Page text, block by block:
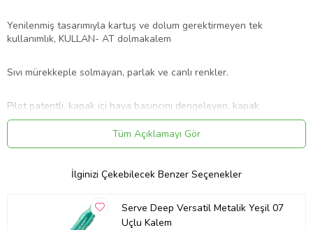
Yenilenmiş tasarımıyla kartuş ve dolum gerektirmeyen tek
kullanımlık, KULLAN- AT dolmakalem
Sıvı mürekkeple solmayan, parlak ve canlı renkler.
Pilot patentli, kapak içi hava basıncını dengeleyen, kapak
kapalıyken mürekkebin sızmasını, açıldığında aniden aşırı miktarda
akmasını engelleyen A.T.T. kapak sistemi.
Mürekkebin son damlasına kadar kesintisiz ve düzenli akmasını
sağlayan mürekkep regülatörü ile uzun ömürlü.
Tüm Açıklamayı Gör
İlginizi Çekebilecek Benzer Seçenekler
Serve Deep Versatil Metalik Yeşil 07
Uçlu Kalem